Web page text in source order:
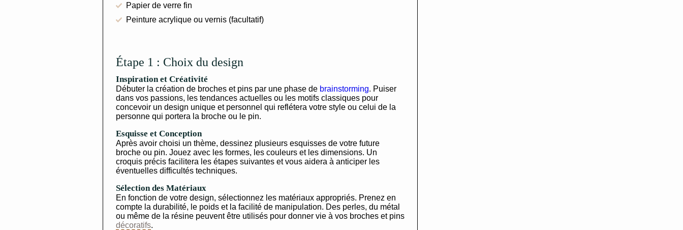
Papier de verre fin
Peinture acrylique ou vernis (facultatif)
Étape 1 : Choix du design
Inspiration et Créativité
Débuter la création de broches et pins par une phase de brainstorming. Puiser
dans vos passions, les tendances actuelles ou les motifs classiques pour
concevoir un design unique et personnel qui reflétera votre style ou celui de la
personne qui portera la broche ou le pin.
Esquisse et Conception
Après avoir choisi un thème, dessinez plusieurs esquisses de votre future
broche ou pin. Jouez avec les formes, les couleurs et les dimensions. Un
croquis précis facilitera les étapes suivantes et vous aidera à anticiper les
éventuelles difficultés techniques.
Sélection des Matériaux
En fonction de votre design, sélectionnez les matériaux appropriés. Prenez en
compte la durabilité, le poids et la facilité de manipulation. Des perles, du métal
ou même de la résine peuvent être utilisés pour donner vie à vos broches et pins
décoratifs.